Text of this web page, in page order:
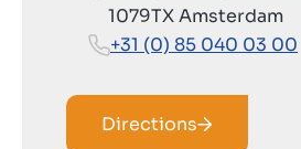
1079TX Amsterdam
+31 (0) 85 040 03 00
Directions